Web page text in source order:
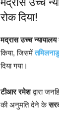
रोक दिया!
मद्रास उच्च न्यायालय
किया, जिसमेंतमिलनाडु
दिया गया।
टीआर रमेशद्वारा
की अनुमति देने के